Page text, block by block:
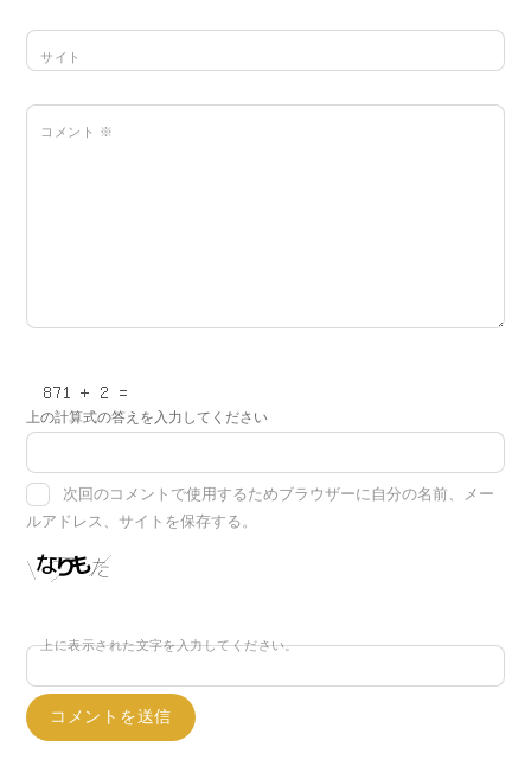
サイト
コメント ※
上の計算式の答えを入力してください
次回のコメントで使用するためブラウザーに自分の名前、メー
ルアドレス、サイトを保存する。
上に表示された文字を入力してください。